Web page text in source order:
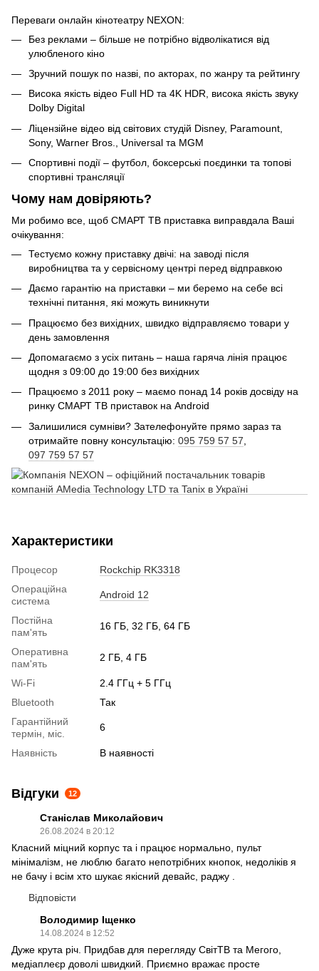
Переваги онлайн кінотеатру NEXON:
Без реклами – більше не потрібно відволікатися від
улюбленого кіно
Зручний пошук по назві, по акторах, по жанру та рейтингу
Висока якість відео Full HD та 4K HDR, висока якість звуку
Dolby Digital
Ліцензійне відео від світових студій Disney, Paramount,
Sony, Warner Bros., Universal та MGM
Спортивні події – футбол, боксерські поєдинки та топові
спортивні трансляції
Чому нам довіряють?
Ми робимо все, щоб СМАРТ ТВ приставка виправдала Ваші
очікування:
Тестуємо кожну приставку двічі: на заводі після
виробництва та у сервісному центрі перед відправкою
Даємо гарантію на приставки – ми беремо на себе всі
технічні питання, які можуть виникнути
Працюємо без вихідних, швидко відправляємо товари у
день замовлення
Допомагаємо з усіх питань – наша гаряча лінія працює
щодня з 09:00 до 19:00 без вихідних
Працюємо з 2011 року – маємо понад 14 років досвіду на
ринку СМАРТ ТВ приставок на Android
Залишилися сумніви? Зателефонуйте прямо зараз та
отримайте повну консультацію: 095 759 57 57
097 759 57 57
Характеристики
Процесор
Rockchip RK3318
Операційна
система
Android 12
Постійна
пам'ять
16 ГБ, 32 ГБ, 64 ГБ
Оперативна
пам'ять
2 ГБ, 4 ГБ
Wi-Fi
2.4 ГГц + 5 ГГц
Bluetooth
Так
Гарантійний
термін, міс.
6
Наявність В наявності
Відгуки 12
Станіслав Миколайович
26.08.2024 в 20:12
Класний міцний корпус та і працює нормально, пульт
мінімалізм, не люблю багато непотрібних кнопок, недоліків я
не бачу і всім хто шукає якісний девайс, раджу .
Відповісти
Володимир Іщенко
14.08.2024 в 12:52
Дуже крута річ. Придбав для перегляду СвітТВ та Мегого,
медіаплеєр доволі швидкий. Приємно вражає просте